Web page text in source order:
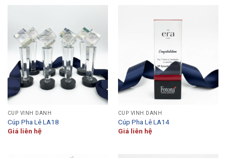
CÚP VINH DANH
Cúp Pha Lê LA18
Giá liên hệ
CÚP VINH DANH
Cúp Pha Lê LA14
Giá liên hệ